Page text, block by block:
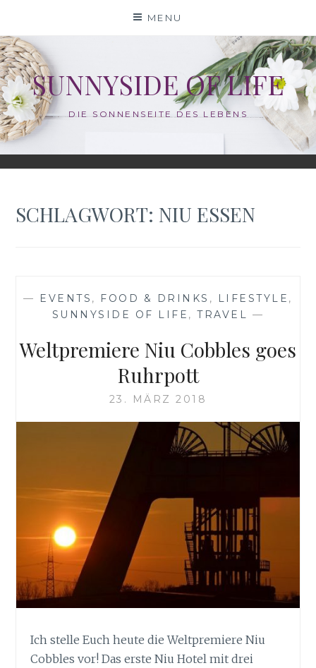
content
MENU
SUNNYSIDE OF LIFE
DIE SONNENSEITE DES LEBENS
SCHLAGWORT: NIU ESSEN
— EVENTS , FOOD & DRINKS , LIFESTYLE ,
SUNNYSIDE OF LIFE ,TRAVEL —
Weltpremiere Niu Cobbles goes
Ruhrpott
23. MÄRZ 2018
Ich stelle Euch heute die Weltpremiere Niu
Cobbles vor! Das erste Niu Hotel mit drei